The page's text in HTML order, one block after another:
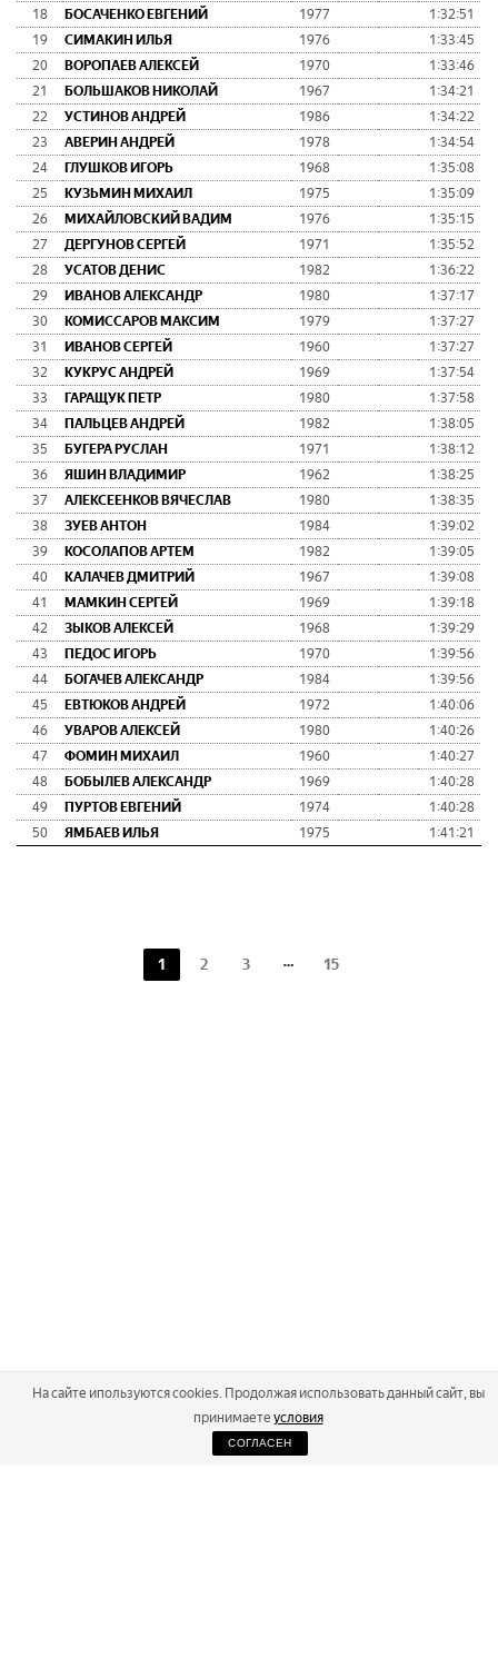
18
БОСАЧЕНКО ЕВГЕНИЙ 1977 1:32:51
19
СИМАКИН ИЛЬЯ 1976 1:33:45
20
ВОРОПАЕВ АЛЕКСЕЙ 1970 1:33:46
21
БОЛЬШАКОВ НИКОЛАЙ 1967 1:34:21
22
УСТИНОВ АНДРЕЙ 1986 1:34:22
23
АВЕРИН АНДРЕЙ 1978 1:34:54
24
ГЛУШКОВ ИГОРЬ 1968 1:35:08
25
КУЗЬМИН МИХАИЛ 1975 1:35:09
26
МИХАЙЛОВСКИЙ ВАДИМ 1976 1:35:15
27
ДЕРГУНОВ СЕРГЕЙ 1971 1:35:52
28
УСАТОВ ДЕНИС 1982 1:36:22
29
ИВАНОВ АЛЕКСАНДР 1980 1:37:17
30
КОМИСCАРОВ МАКСИМ 1979 1:37:27
31
ИВАНОВ СЕРГЕЙ 1960 1:37:27
32
КУКРУС АНДРЕЙ 1969 1:37:54
33
ГАРАЩУК ПЕТР 1980 1:37:58
34
ПАЛЬЦЕВ АНДРЕЙ 1982 1:38:05
35
БУГЕРА РУСЛАН 1971 1:38:12
36
ЯШИН ВЛАДИМИР 1962 1:38:25
37
АЛЕКСЕЕНКОВ ВЯЧЕСЛАВ 1980 1:38:35
38
ЗУЕВ АНТОН 1984 1:39:02
39
КОСОЛАПОВ АРТЕМ 1982 1:39:05
40
КАЛАЧЕВ ДМИТРИЙ 1967 1:39:08
41
МАМКИН СЕРГЕЙ 1969 1:39:18
42
ЗЫКОВ АЛЕКСЕЙ 1968 1:39:29
43
ПЕДОС ИГОРЬ 1970 1:39:56
44
БОГАЧЕВ АЛЕКСАНДР 1984 1:39:56
45
ЕВТЮКОВ АНДРЕЙ 1972 1:40:06
46
УВАРОВ АЛЕКСЕЙ 1980 1:40:26
47
ФОМИН МИХАИЛ 1960 1:40:27
48
БОБЫЛЕВ АЛЕКСАНДР 1969 1:40:28
49
ПУРТОВ ЕВГЕНИЙ 1974 1:40:28
50
ЯМБАЕВ ИЛЬЯ 1975 1:41:21
1 2 3 15
2026
На сайте ипользуются cookies. Продолжая использовать данный сайт, вы
принимаете условия
СОГЛАСЕН